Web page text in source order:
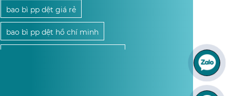
bao bì pp dệt giá rẻ
bao bì pp dệt hồ chí minh